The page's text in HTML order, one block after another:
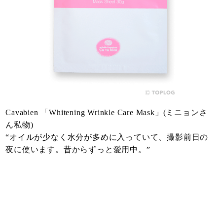
Cavabien 「Whitening Wrinkle Care Mask」(ミニョンさ
ん私物)
“オイルが少なく水分が多めに入っていて、撮影前日の
夜に使います。昔からずっと愛用中。”